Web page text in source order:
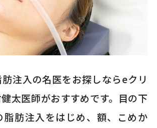
注入の名医をお探しならeクリ
太医師がおすすめです。目の下
脂肪注入をはじめ、額、こめか